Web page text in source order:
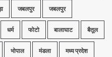
जबलपुर जबलपुर
धर्म फोटो बालाघाट बैतूल
भोपाल मंडला मध्य प्रदेश